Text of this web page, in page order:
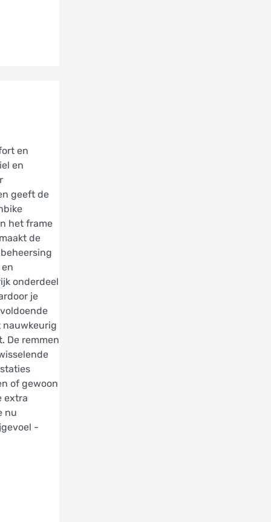
en
en
geeft de
het frame
de
onderdeel
je
nauwkeurig
De remmen
of gewoon
extra
nu
-